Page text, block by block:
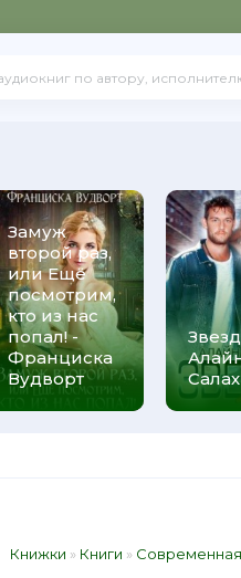
Замуж
второй раз,
или Ещё
посмотрим,
кто из нас
попал! -
Франциска
Вудворт
Салах
Книжки » Книги »